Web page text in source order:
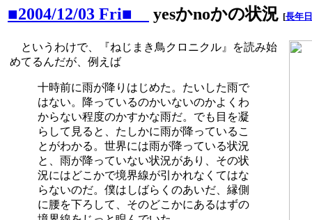
■2004/12/03 Fri■ yesかnoかの状況 [長年
というわけで、『ねじまき鳥クロニクル』を読み始
めてるんだが、例えば
十時前に雨が降りはじめた。たいした雨で
はない。降っているのかいないのかよくわ
からない程度のかすかな雨だ。でも目を凝
らして見ると、たしかに雨が降っているこ
とがわかる。世界には雨が降っている状況
と、雨が降っていない状況があり、その状
況にはどこかで境界線が引かれなくてはな
らないのだ。僕はしばらくのあいだ、縁側
に腰を下ろして、そのどこかにあるはずの